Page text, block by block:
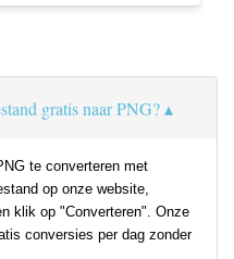
gratis naar PNG?
te converteren met
op onze website,
klik op "Converteren". Onze
conversies per dag zonder